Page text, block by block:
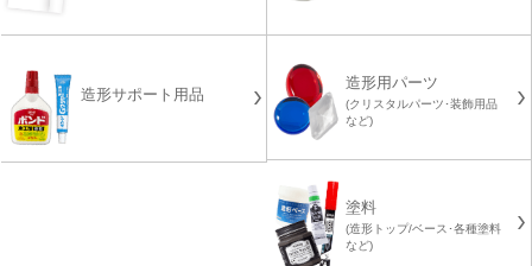
造形サポート用品
造形用パーツ
(クリスタルパーツ･装飾用品
など)
塗料
(造形トップ/ベース･各種塗料
など)